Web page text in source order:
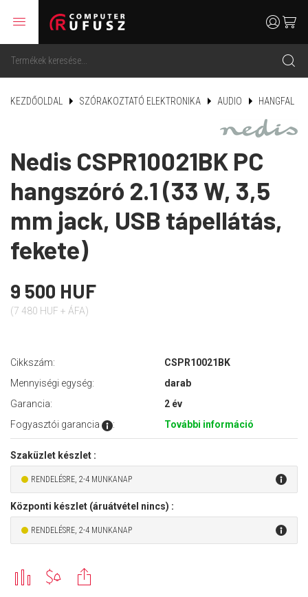
menu
search
usercart
KEZDŐOLDAL SZÓRAKOZTATÓ ELEKTRONIKA AUDIO HANGFAL
Nedis CSPR10021BK PC
hangszóró 2.1 (33 W, 3,5
mm jack, USB tápellátás,
fekete)
9 500 HUF
(7 480 HUF + ÁFA)
Cikkszám:
CSPR10021BK
Mennyiségi egység:
darab
Garancia:
2 év
Fogyasztói garancia
: További információ
Szaküzlet készlet :
RENDELÉSRE, 2-4 MUNKANAP
Központi készlet (áruátvétel nincs) :
RENDELÉSRE, 2-4 MUNKANAP